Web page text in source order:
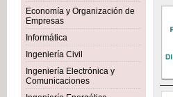
Economía y Organización de
Empresas
Informática
Ingeniería Civil
Ingeniería Electrónica y
Comunicaciones